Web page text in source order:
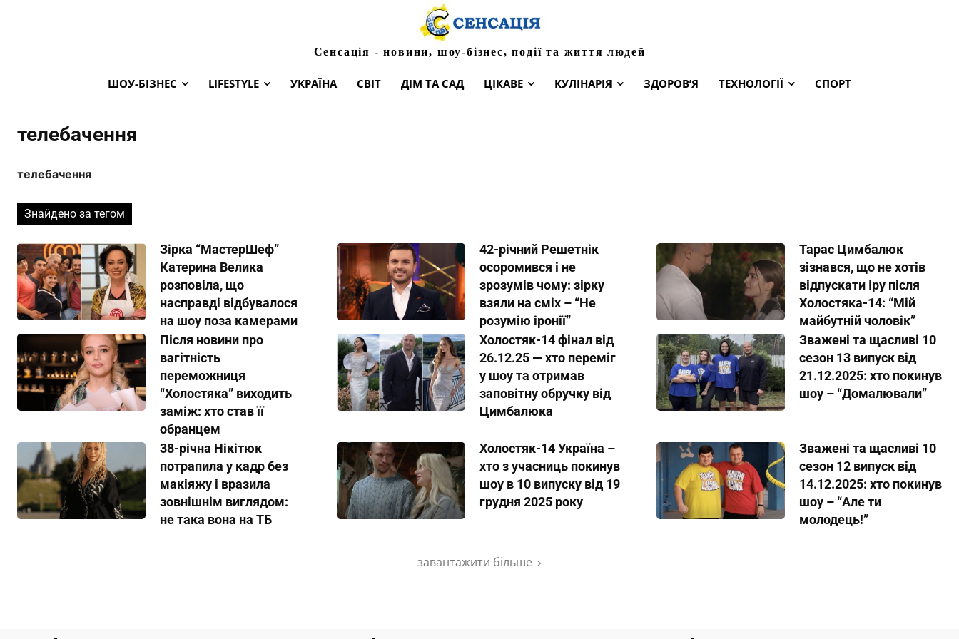
Сенсація - новини, шоу-бізнес, події та життя людей
ШОУ-БІЗНЕС LIFESTYLE УКРАЇНА СВІТ ДІМ ТА САД ЦІКАВЕ КУЛІНАРІЯ ЗДОРОВ’Я ТЕХНОЛОГІЇ СПОРТ
телебачення
телебачення
Знайдено за тегом
Зірка “МастерШеф”
Катерина Велика
розповіла, що
насправді відбувалося
на шоу поза камерами
42-річний Решетнік
осоромився і не
зрозумів чому: зірку
взяли на сміх – “Не
розумію іронії”
Тарас Цимбалюк
зізнався, що не хотів
відпускати Іру після
Холостяка-14: “Мій
майбутній чоловік”
Після новини про
вагітність
переможниця
“Холостяка” виходить
заміж: хто став її
обранцем
Холостяк-14 фінал від
26.12.25 — хто переміг
у шоу та отримав
заповітну обручку від
Цимбалюка
Зважені та щасливі 10
сезон 13 випуск від
21.12.2025: хто покинув
шоу – “Домалювали”
38-річна Нікітюк
потрапила у кадр без
макіяжу і вразила
зовнішнім виглядом:
не така вона на ТБ
Холостяк-14 Україна –
хто з учасниць покинув
шоу в 10 випуску від 19
грудня 2025 року
Зважені та щасливі 10
сезон 12 випуск від
14.12.2025: хто покинув
шоу – “Але ти
молодець!”
завантажити більше